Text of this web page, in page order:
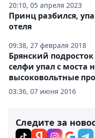
20:10, 05 апреля 2023
09:38, 27 февраля 2018
Принц разбился,
отеля
03:36, 07 июня 2016
Брянский
селфи упал с моста
высоковольтные
Следите за